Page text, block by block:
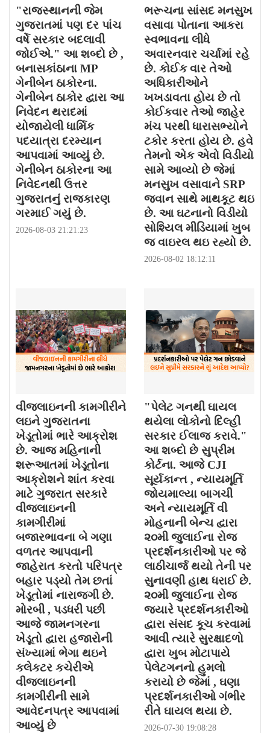
"રાજસ્થાનની જેમ
ગુજરાતમાં પણ દર પાંચ
વર્ષે સરકાર બદલાવી
જોઈએ." આ શબ્દો છે ,
બનાસકાંઠાના MP
ગેનીબેન ઠાકોરના.
ગેનીબેન ઠાકોર દ્વારા આ
નિવેદન થરાદમાં
યોજાયેલી ધાર્મિક
પદયાત્રા દરમ્યાન
આપવામાં આવ્યું છે.
ગેનીબેન ઠાકોરના આ
નિવેદનથી ઉત્તર
ગુજરાતનું રાજકારણ
ગરમાઈ ગયું છે.
2026-08-03 21:21:23
ભરૂચના સાંસદ મનસુખ
વસાવા પોતાના આકરા
સ્વભાવના લીધે
અવારનવાર ચર્ચામાં રહે
છે. કોઈક વાર તેઓ
અધિકારીઓને
ખખડાવતા હોય છે તો
કોઈકવાર તેઓ જાહેર
મંચ પરથી ધારાસભ્યોને
ટકોર કરતા હોય છે. હવે
તેમનો એક એવો વિડીયો
સામે આવ્યો છે જેમાં
મનસુખ વસાવાને SRP
જવાન સાથે માથકૂટ થઇ
છે. આ ઘટનાનો વિડીયો
સોશ્યિલ મીડિયામાં ખુબ
જ વાઇરલ થઇ રહ્યો છે.
2026-08-02 18:12:11
વીજલાઇનની કામગીરીને
લઇને ગુજરાતના
ખેડૂતોમાં ભારે આક્રોશ
છે. આજ મહિનાની
શરૂઆતમાં ખેડૂતોના
આક્રોશને શાંત કરવા
માટે ગુજરાત સરકારે
વીજલાઇનની
કામગીરીમાં
બજારભાવના બે ગણા
વળતર આપવાની
જાહેરાત કરતો પરિપત્ર
બહાર પડ્યો તેમ છતાં
ખેડૂતોમાં નારાજગી છે.
મોરબી , પડધરી પછી
આજે જામનગરના
ખેડૂતો દ્વારા હજારોની
સંખ્યામાં ભેગા થઇને
કલેકટર કચેરીએ
વીજલાઇનની
કામગીરીની સામે
આવેદનપત્ર આપવામાં
આવ્યું છે
"પેલેટ ગનથી ઘાયલ
થયેલા લોકોનો દિલ્હી
સરકાર ઈલાજ કરાવે."
આ શબ્દો છે સુપ્રીમ
કોર્ટના. આજે CJI
સૂર્યકાન્ત , ન્યાયમૂર્તિ
જોયમાલ્યા બાગચી
અને ન્યાયમૂર્તિ વી
મોહનાની બેન્ચ દ્વારા
૨૦મી જુલાઈના રોજ
પ્રદર્શનકારીઓ પર જે
લાઠીચાર્જ થયો તેની પર
સુનાવણી હાથ ધરાઈ છે.
૨૦મી જુલાઈના રોજ
જયારે પ્રદર્શનકારીઓ
દ્વારા સંસદ કૂચ કરવામાં
આવી ત્યારે સુરક્ષાદળો
દ્વારા ખુબ મોટાપાયે
પેલેટગનનો હુમલો
કરાયો છે જેમાં , ઘણા
પ્રદર્શનકારીઓ ગંભીર
રીતે ઘાયલ થયા છે.
2026-07-30 19:08:28